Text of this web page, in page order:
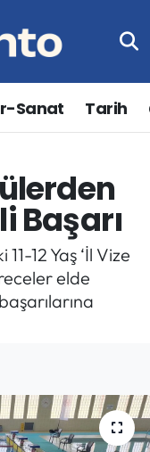
Sanat Tarih
Başarı
12 Yaş ‘İl Vize
elde